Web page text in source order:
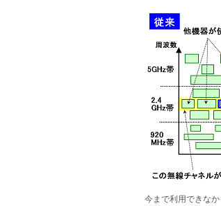
今まで利用できな